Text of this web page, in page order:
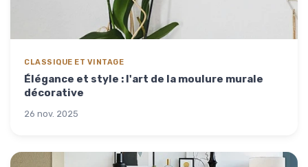
CLASSIQUE ET VINTAGE
Élégance et style : l'art de la moulure murale
décorative
26 nov. 2025